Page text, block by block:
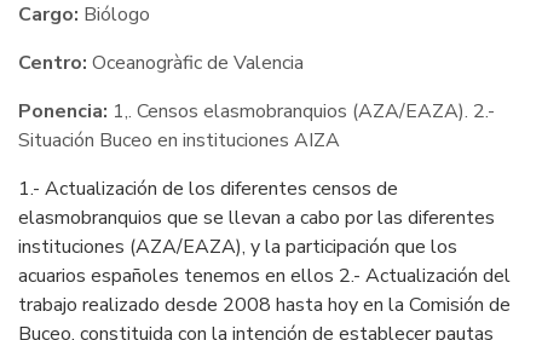
Cargo: Biólogo
Centro: Oceanogràfic de Valencia
Ponencia: 1,. Censos elasmobranquios (AZA/EAZA). 2.-
Situación Buceo en instituciones AIZA
1.- Actualización de los diferentes censos de
elasmobranquios que se llevan a cabo por las diferentes
instituciones (AZA/EAZA), y la participación que los
acuarios españoles tenemos en ellos 2.- Actualización del
trabajo realizado desde 2008 hasta hoy en la Comisión de
Buceo, constituida con la intención de establecer pautas